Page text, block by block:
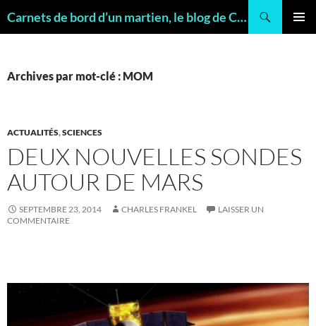
Carnets de bord d’un martien, le blog de Charles FRANKEL, géologue
Archives par mot-clé : MOM
ACTUALITÉS,SCIENCES
DEUX NOUVELLES SONDES
AUTOUR DE MARS
SEPTEMBRE 23, 2014 CHARLES FRANKEL
LAISSER UN
COMMENTAIRE